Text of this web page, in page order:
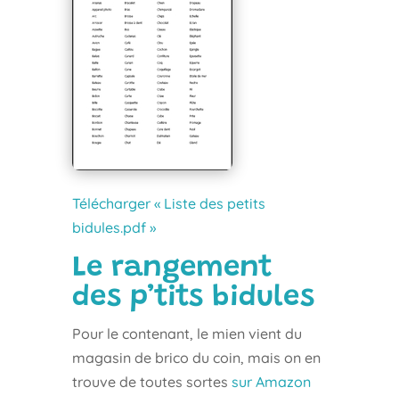
Télécharger « Liste des petits
bidules.pdf »
Le rangement
des p’tits bidules
Pour le contenant, le mien vient du
magasin de brico du coin, mais on en
trouve de toutes sortes sur Amazon